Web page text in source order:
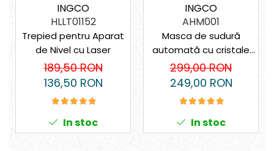
INGCO
HLLT01152
Trepied pentru Aparat
de Nivel cu Laser
189,50 RON
136,50 RON
In stoc
INGCO
AHM001
Masca de sudură
automată cu cristale
lichide – 4 senzori, vizor
XL, protecție DIN 16
299,00 RON
249,00 RON
In stoc